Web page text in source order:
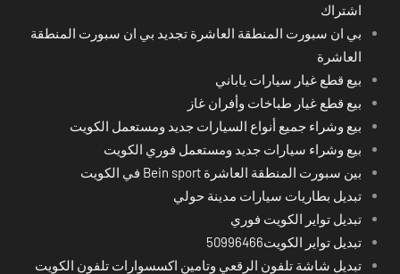
اشتراك
بي ان سبورت المنطقة العاشرة تجديد بي ان سبورت المنطقة
العاشرة
بيع قطع غيار سيارات ياباني
بيع قطع غيار طباخات وأفران غاز
بيع وشراء جميع أنواع السيارات جديد ومستعمل الكويت
بيع وشراء سيارات جديد ومستعمل فوري الكويت
بين سبورت المنطقة العاشرة Bein sport في الكويت
تبديل بطاريات سيارات مدينة حولي
تبديل تواير الكويت فوري
تبديل تواير الكويت50996466
تبديل شاشة تلفون الرقعي وتامين اكسسوارات تلفون الكويت